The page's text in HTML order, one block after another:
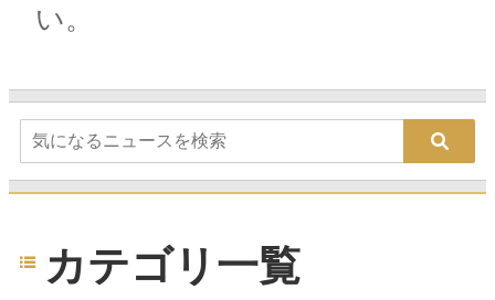
い。
カテゴリ一覧